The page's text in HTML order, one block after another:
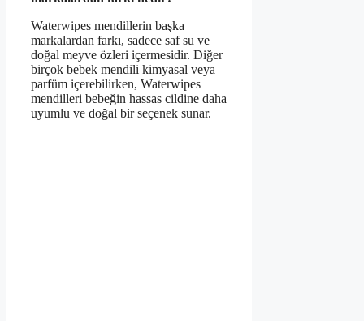
Waterwipes mendillerin başka
markalardan farkı, sadece saf su ve
doğal meyve özleri içermesidir. Diğer
birçok bebek mendili kimyasal veya
parfüm içerebilirken, Waterwipes
mendilleri bebeğin hassas cildine daha
uyumlu ve doğal bir seçenek sunar.